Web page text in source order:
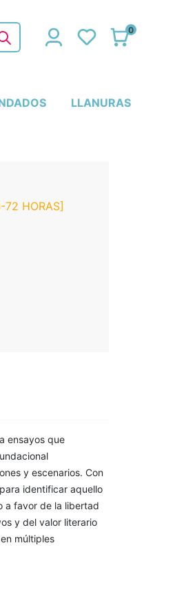
LLANURAS
0
HORAS]
ensayos que
y escenarios. Con
identificar aquello
a favor de la libertad
y del valor literario
múltiples